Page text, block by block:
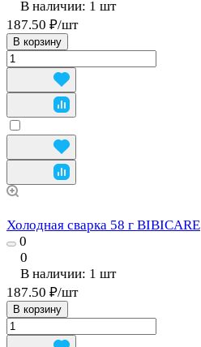
В наличии: 1 шт
187.50 ₽/шт
В корзину
Холодная сварка 58 г BIBICARE
0
0
В наличии: 1 шт
187.50 ₽/шт
В корзину